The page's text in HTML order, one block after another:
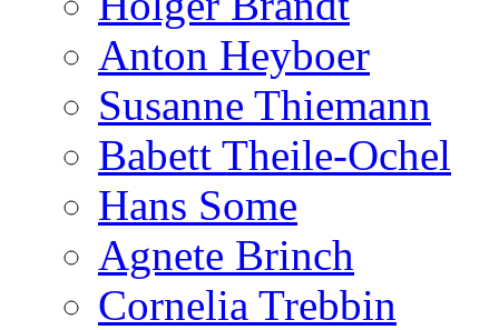
Anton Heyboer
Susanne Thiemann
Babett Theile-Ochel
Hans Some
Agnete Brinch
Cornelia Trebbin